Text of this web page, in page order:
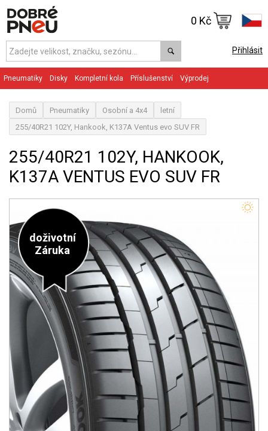
Přihlásit
0 Kč
Pneumatiky Disky Kompletní kola Příslušenství Výprodej
Domů Pneumatiky Osobní a 4x4
letní
255/40R21 102Y, Hankook, K137A Ventus evo SUV FR
255/40R21 102Y, HANKOOK,
K137A VENTUS EVO SUV FR
doživotní
Záruka